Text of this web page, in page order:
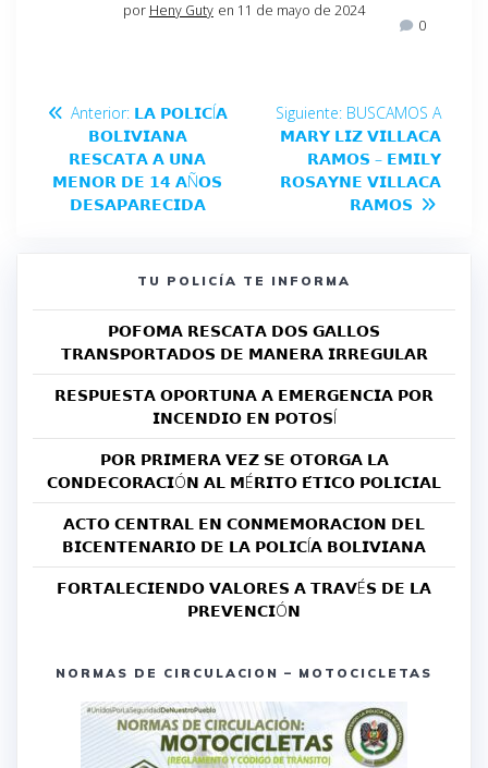
por Heny Guty en 11 de mayo de 2024
0
Anterior: 𝗟𝗔 𝗣𝗢𝗟𝗜𝗖Í𝗔
𝗕𝗢𝗟𝗜𝗩𝗜𝗔𝗡𝗔
𝗥𝗘𝗦𝗖𝗔𝗧𝗔 𝗔 𝗨𝗡𝗔
𝗠𝗘𝗡𝗢𝗥 𝗗𝗘 𝟭𝟰 𝗔Ñ𝗢𝗦
𝗗𝗘𝗦𝗔𝗣𝗔𝗥𝗘𝗖𝗜𝗗𝗔
Siguiente: BUSCAMOS A
𝗠𝗔𝗥𝗬 𝗟𝗜𝗭 𝗩𝗜𝗟𝗟𝗔𝗖𝗔
𝗥𝗔𝗠𝗢𝗦 – 𝗘𝗠𝗜𝗟𝗬
𝗥𝗢𝗦𝗔𝗬𝗡𝗘 𝗩𝗜𝗟𝗟𝗔𝗖𝗔
𝗥𝗔𝗠𝗢𝗦
TU POLICÍA TE INFORMA
𝗣𝗢𝗙𝗢𝗠𝗔 𝗥𝗘𝗦𝗖𝗔𝗧𝗔 𝗗𝗢𝗦 𝗚𝗔𝗟𝗟𝗢𝗦
𝗧𝗥𝗔𝗡𝗦𝗣𝗢𝗥𝗧𝗔𝗗𝗢𝗦 𝗗𝗘 𝗠𝗔𝗡𝗘𝗥𝗔 𝗜𝗥𝗥𝗘𝗚𝗨𝗟𝗔𝗥
𝗥𝗘𝗦𝗣𝗨𝗘𝗦𝗧𝗔 𝗢𝗣𝗢𝗥𝗧𝗨𝗡𝗔 𝗔 𝗘𝗠𝗘𝗥𝗚𝗘𝗡𝗖𝗜𝗔 𝗣𝗢𝗥
𝗜𝗡𝗖𝗘𝗡𝗗𝗜𝗢 𝗘𝗡 𝗣𝗢𝗧𝗢𝗦Í
𝗣𝗢𝗥 𝗣𝗥𝗜𝗠𝗘𝗥𝗔 𝗩𝗘𝗭 𝗦𝗘 𝗢𝗧𝗢𝗥𝗚𝗔 𝗟𝗔
𝗖𝗢𝗡𝗗𝗘𝗖𝗢𝗥𝗔𝗖𝗜Ó𝗡 𝗔𝗟 𝗠É𝗥𝗜𝗧𝗢 𝗘́𝗧𝗜𝗖𝗢 𝗣𝗢𝗟𝗜𝗖𝗜𝗔𝗟
𝗔𝗖𝗧𝗢 𝗖𝗘𝗡𝗧𝗥𝗔𝗟 𝗘𝗡 𝗖𝗢𝗡𝗠𝗘𝗠𝗢𝗥𝗔𝗖𝗜𝗢𝗡 𝗗𝗘𝗟
𝗕𝗜𝗖𝗘𝗡𝗧𝗘𝗡𝗔𝗥𝗜𝗢 𝗗𝗘 𝗟𝗔 𝗣𝗢𝗟𝗜𝗖Í𝗔 𝗕𝗢𝗟𝗜𝗩𝗜𝗔𝗡𝗔
𝗙𝗢𝗥𝗧𝗔𝗟𝗘𝗖𝗜𝗘𝗡𝗗𝗢 𝗩𝗔𝗟𝗢𝗥𝗘𝗦 𝗔 𝗧𝗥𝗔𝗩É𝗦 𝗗𝗘 𝗟𝗔
𝗣𝗥𝗘𝗩𝗘𝗡𝗖𝗜Ó𝗡
NORMAS DE CIRCULACION – MOTOCICLETAS